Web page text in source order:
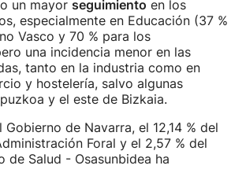
un mayor seguimiento en los
especialmente en Educación (37 %
Vasco y 70 % para los
una incidencia menor en las
tanto en la industria como en
y hostelería, salvo algunas
y el este de Bizkaia.
de Navarra, el 12,14 % del
Foral y el 2,57 % del
de Salud - Osasunbidea ha